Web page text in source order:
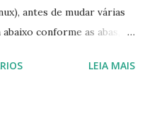
antes de mudar várias
conforme as abas, a
a BIOS e então faça
LEIA MAIS